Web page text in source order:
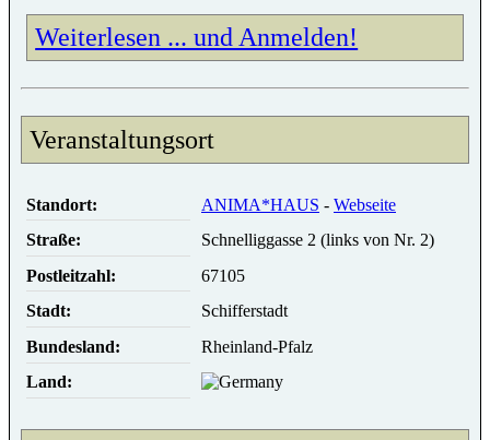
Weiterlesen ... und Anmelden!
Veranstaltungsort
Standort: ANIMA*HAUS - Webseite
Straße:
Schnelliggasse 2 (links von Nr. 2)
Postleitzahl:
67105
Stadt:
Schifferstadt
Bundesland:
Rheinland-Pfalz
Land: